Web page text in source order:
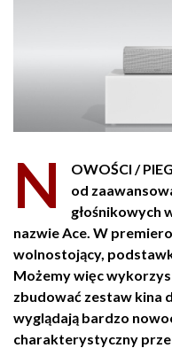
N
OWOŚCI /
od
głośnikowych
nazwie Ace. W
wolnostojący,
Możemy więc
zbudować zestaw kina
wyglądają bardzo
charakterystyczny